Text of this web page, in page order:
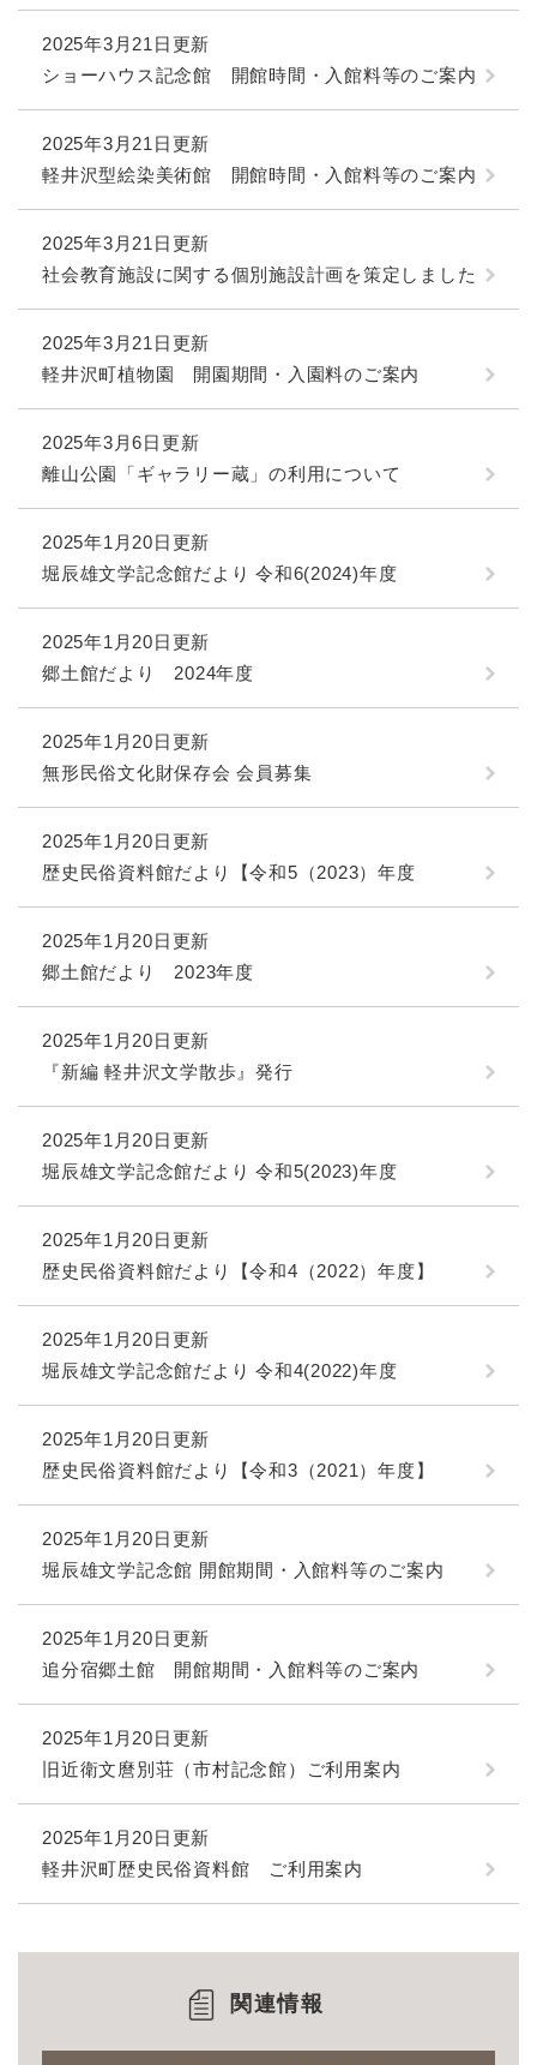
2025年3月21日更新
ショーハウス記念館 開館時間・入館料等のご案内
2025年3月21日更新
軽井沢型絵染美術館 開館時間・入館料等のご案内
2025年3月21日更新
社会教育施設に関する個別施設計画を策定しました
2025年3月21日更新
軽井沢町植物園 開園期間・入園料のご案内
2025年3月6日更新
離山公園「ギャラリー蔵」の利用について
2025年1月20日更新
堀辰雄文学記念館だより 令和6(2024)年度
2025年1月20日更新
郷土館だより 2024年度
2025年1月20日更新
無形民俗文化財保存会 会員募集
2025年1月20日更新
歴史民俗資料館だより【令和5（2023）年度
2025年1月20日更新
郷土館だより 2023年度
2025年1月20日更新
『新編 軽井沢文学散歩』発行
2025年1月20日更新
堀辰雄文学記念館だより 令和5(2023)年度
2025年1月20日更新
歴史民俗資料館だより【令和4（2022）年度】
2025年1月20日更新
堀辰雄文学記念館だより 令和4(2022)年度
2025年1月20日更新
歴史民俗資料館だより【令和3（2021）年度】
2025年1月20日更新
堀辰雄文学記念館 開館期間・入館料等のご案内
2025年1月20日更新
追分宿郷土館 開館期間・入館料等のご案内
2025年1月20日更新
旧近衛文麿別荘（市村記念館）ご利用案内
2025年1月20日更新
軽井沢町歴史民俗資料館 ご利用案内
関連情報